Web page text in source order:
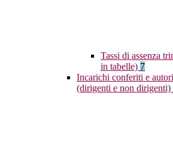
Tassi di assenza
in tabelle) 7
Incarichi conferiti e
(dirigenti e non dirigenti)